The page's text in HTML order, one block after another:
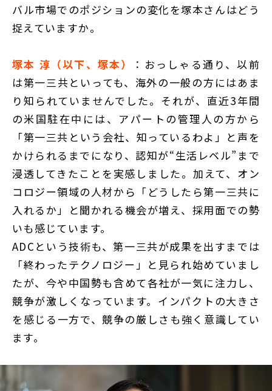
バル市場でのポジションの変化を塚本さんはどう
捉えていますか。
塚本 淳（以下、塚本）
：おっしゃる通り、以前
は第一三共といっても、海外の一般の方にはあま
り知られていませんでした。それが、直近3年間
の米国駐在中には、アパートの管理人の方から
「第一三共という会社、知っているわよ」と声を
かけられるまでになり、認知が“生活レベル”まで
浸透してきたことを実感しました。加えて、オン
コロジー領域の人材から「どうしたら第一三共に
入れるか」と聞かれる機会が増え、採用面での勢
いも感じています。
ADCという技術も、第一三共が成果を出すまでは
「終わったテクノロジー」と見られ始めていまし
たが、今や中国勢も含めて各社が一気に注力し、
競争が激しくなっています。インパクトの大きさ
を感じる一方で、競争の厳しさも強く意識してい
ます。